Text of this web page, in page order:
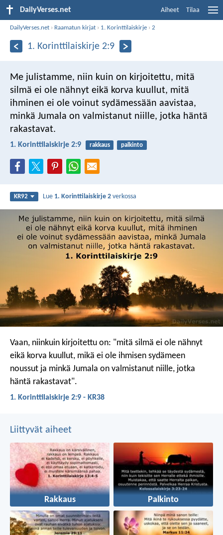
DailyVerses.net Aiheet Tilaa
DailyVerses.net › Raamatun kirjat › 1. Korinttilaiskirje ›2
1. Korinttilaiskirje 2:9
Me julistamme, niin kuin on kirjoitettu, mitä
silmä ei ole nähnyt eikä korva kuullut, mitä
ihminen ei ole voinut sydämessään aavistaa,
minkä Jumala on valmistanut niille, jotka häntä
rakastavat.
1. Korinttilaiskirje 2:9 rakkaus palkinto
KR92 Lue 1. Korinttilaiskirje 2 verkossa
Vaan, niinkuin kirjoitettu on: "mitä silmä ei ole nähnyt
eikä korva kuullut, mikä ei ole ihmisen sydämeen
noussut ja minkä Jumala on valmistanut niille, jotka
häntä rakastavat".
1. Korinttilaiskirje 2:9 - KR38
Liittyvät aiheet
Rakkaus Palkinto